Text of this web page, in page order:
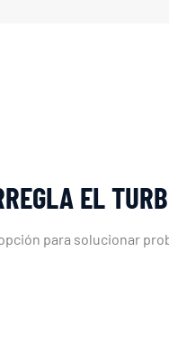
EL
para solucionar